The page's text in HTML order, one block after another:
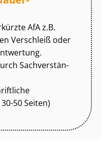
AfA z.B.
Verschleiß oder
Sach­ver­stän­
50 Seiten)